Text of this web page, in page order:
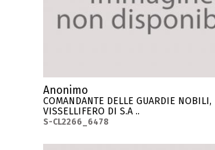
Anonimo
COMANDANTE DELLE GUARDIE NOBILI,
VISSELLIFERO DI S.A ..
S-CL2266_6478